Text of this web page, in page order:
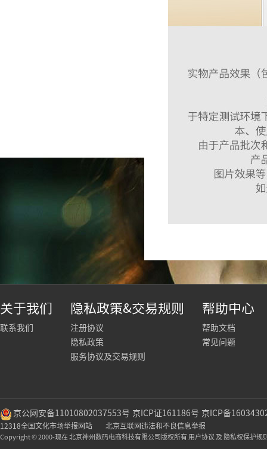
关于我们
联系我们
隐私政策&交易规则
注册协议
隐私政策
服务协议及交易规则
帮助中心
帮助文档
常见问题
京公网安备11010802037553号 京ICP证161186号 京ICP备
12318全国文化市场举报网站 北京互联网违法和不良信息举报
Copyright © 2000-现在 北京神州数码电商科技有限公司版权所有 用户协议 及 隐私权保护规